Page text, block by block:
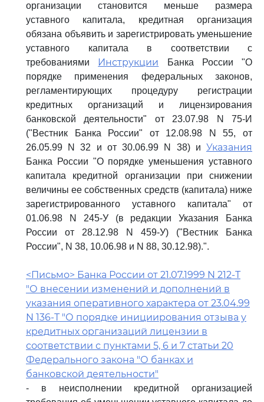
организации становится меньше размера
уставного капитала, кредитная организация
обязана объявить и зарегистрировать уменьшение
уставного капитала в соответствии с
требованиями
Инструкции Банка России "О
порядке применения федеральных законов,
регламентирующих процедуру регистрации
кредитных организаций и лицензирования
банковской деятельности" от 23.07.98 N 75-И
("Вестник Банка России" от 12.08.98 N 55, от
26.05.99 N 32 и от 30.06.99 N 38) и Указания
Банка России "О порядке уменьшения уставного
капитала кредитной организации при снижении
величины ее собственных средств (капитала) ниже
зарегистрированного уставного капитала" от
01.06.98 N 245-У (в редакции Указания Банка
России от 28.12.98 N 459-У) ("Вестник Банка
России", N 38, 10.06.98 и N 88, 30.12.98).".
<Письмо> Банка России от 21.07.1999 N 212-Т
"О внесении изменений и дополнений в
указания оперативного характера от 23.04.99
N 136-Т "О порядке инициирования отзыва у
кредитных организаций лицензии в
соответствии с пунктами 5, 6 и 7 статьи 20
Федерального закона "О банках и
банковской деятельности"
- в неисполнении кредитной организацией